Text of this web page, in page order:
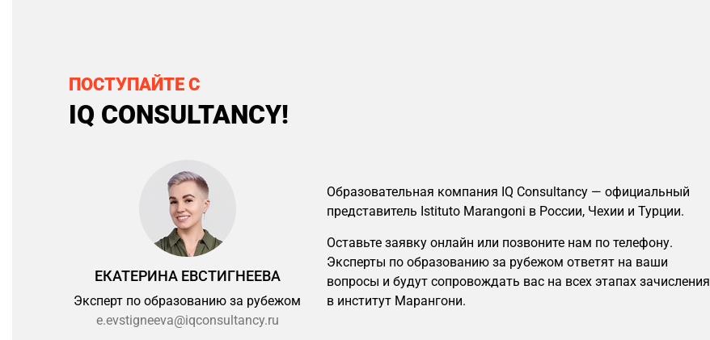
ПОСТУПАЙТЕ С
IQ CONSULTANCY!
ЕКАТЕРИНА ЕВСТИГНЕЕВА
Эксперт по образованию за рубежом
e.evstigneeva@iqconsultancy.ru
Образовательная компания IQ Consultancy — официальный
представитель Istituto Marangoni в России, Чехии и Турции.
Оставьте заявку онлайн или позвоните нам по телефону.
Эксперты по образованию за рубежом ответят на ваши
вопросы и будут сопровождать вас на всех этапах зачисления
в институт Марангони.